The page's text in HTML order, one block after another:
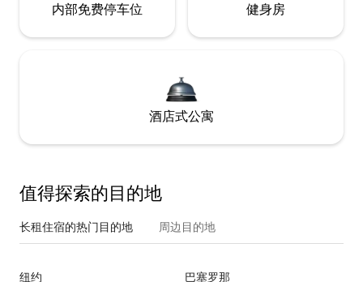
内部免费停车位 健身房
酒店式公寓
值得探索的目的地
长租住宿的热门目的地 周边目的地
纽约 巴塞罗那